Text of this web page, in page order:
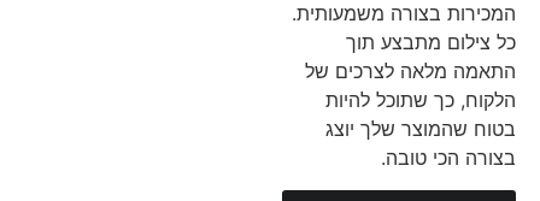
המכירות בצורה משמעותית.
כל צילום מתבצע תוך
התאמה מלאה לצרכים של
הלקוח, כך שתוכל להיות
בטוח שהמוצר שלך יוצג
בצורה הכי טובה.